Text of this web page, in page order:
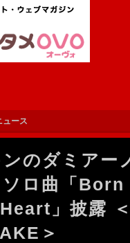
ュース
のダミアー
ソロ曲「
」披露
＞